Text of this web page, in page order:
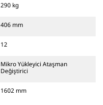
290 kg
406 mm
12
Mikro Yükleyici Ataşman
Değiştirici
1602 mm